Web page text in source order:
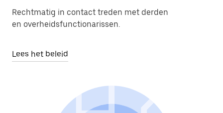
Rechtmatig in contact treden met derden
en overheidsfunctionarissen.
Lees het beleid